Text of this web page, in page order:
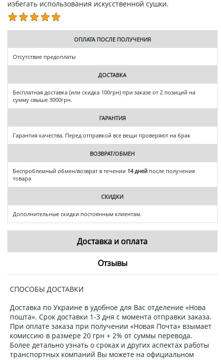
избегать использования искусственной сушки.
ОПЛАТА ПОСЛЕ ПОЛУЧЕНИЯ
Отсутствие предоплаты
ДОСТАВКА
Бесплатная доставка (или скидка 100грн) при заказе от 2 позиций на
сумму свыше 3000грн.
ГАРАНТИЯ
Гарантия качества. Перед отправкой все вещи проверяют на брак
ВОЗВРАТ/ОБМЕН
Беспроблемный обмен/возврат в течении 14 дней после получения
товара
СКИДКИ
Дополнительные скидки постоянным клиентам.
Доставка и оплата
Отзывы
СПОСОБЫ ДОСТАВКИ
Доставка по Украине в удобное для Вас отделение «Нова
пошта». Срок доставки 1-3 дня с момента отправки заказа.
При оплате заказа при получении «Новая Почта» взымает
комиссию в размере 20 грн + 2% от суммы перевода.
Более детально узнать о сроках и других аспектах работы
транспортных компаний Вы можете на официальном